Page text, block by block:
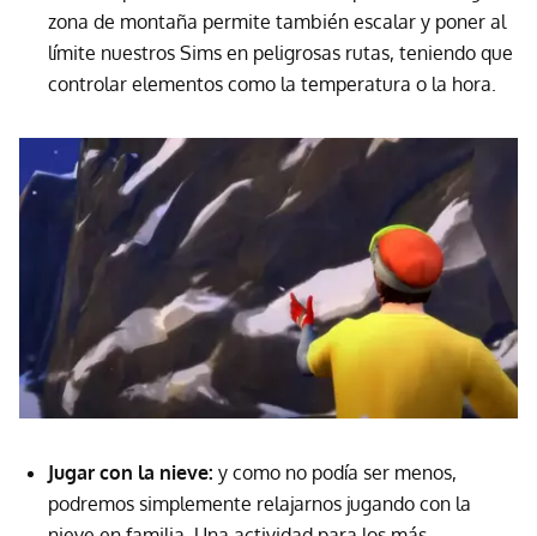
zona de montaña permite también escalar y poner al
límite nuestros Sims en peligrosas rutas, teniendo que
controlar elementos como la temperatura o la hora.
Jugar con la nieve: y como no podía ser menos,
podremos simplemente relajarnos jugando con la